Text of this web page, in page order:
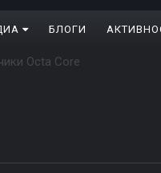
БЛОГИ
Octa Core